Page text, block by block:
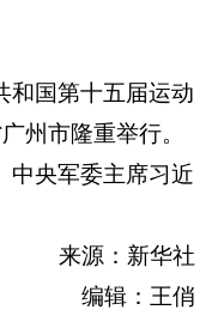
和国第十五届运动
州市隆重举行。
中央军委主席习近
来源：新华社
编辑：王俏